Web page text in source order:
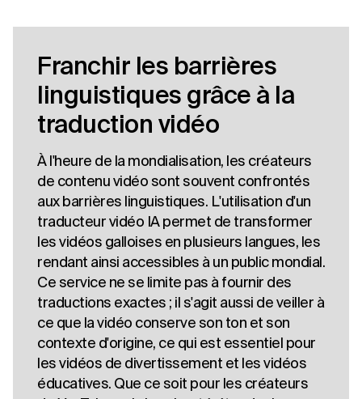
Franchir les barrières
linguistiques grâce à la
traduction vidéo
À l'heure de la mondialisation, les créateurs
de contenu vidéo sont souvent confrontés
aux barrières linguistiques. L'utilisation d'un
traducteur vidéo IA permet de transformer
les vidéos galloises en plusieurs langues, les
rendant ainsi accessibles à un public mondial.
Ce service ne se limite pas à fournir des
traductions exactes ; il s'agit aussi de veiller à
ce que la vidéo conserve son ton et son
contexte d'origine, ce qui est essentiel pour
les vidéos de divertissement et les vidéos
éducatives. Que ce soit pour les créateurs